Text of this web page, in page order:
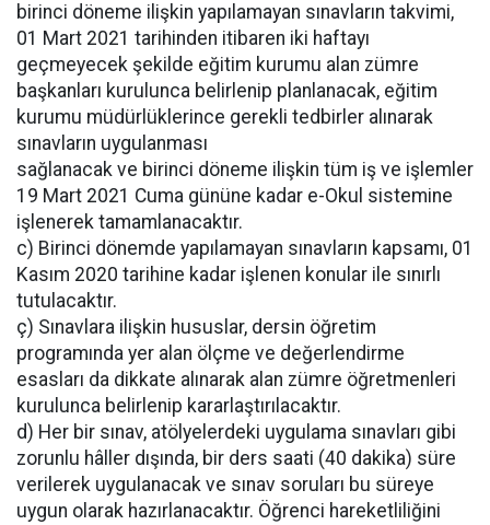
birinci döneme ilişkin yapılamayan sınavların takvimi,
01 Mart 2021 tarihinden itibaren iki haftayı
geçmeyecek şekilde eğitim kurumu alan zümre
başkanları kurulunca belirlenip planlanacak, eğitim
kurumu müdürlüklerince gerekli tedbirler alınarak
sınavların uygulanması
sağlanacak ve birinci döneme ilişkin tüm iş ve işlemler
19 Mart 2021 Cuma gününe kadar e-Okul sistemine
işlenerek tamamlanacaktır.
c) Birinci dönemde yapılamayan sınavların kapsamı, 01
Kasım 2020 tarihine kadar işlenen konular ile sınırlı
tutulacaktır.
ç) Sınavlara ilişkin hususlar, dersin öğretim
programında yer alan ölçme ve değerlendirme
esasları da dikkate alınarak alan zümre öğretmenleri
kurulunca belirlenip kararlaştırılacaktır.
d) Her bir sınav, atölyelerdeki uygulama sınavları gibi
zorunlu hâller dışında, bir ders saati (40 dakika) süre
verilerek uygulanacak ve sınav soruları bu süreye
uygun olarak hazırlanacaktır. Öğrenci hareketliliğini